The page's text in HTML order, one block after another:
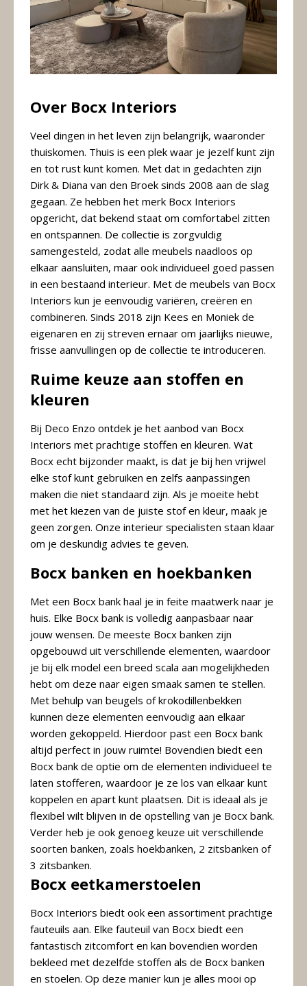
Over Bocx Interiors
Veel dingen in het leven zijn belangrijk, waaronder
thuiskomen. Thuis is een plek waar je jezelf kunt zijn
en tot rust kunt komen. Met dat in gedachten zijn
Dirk & Diana van den Broek sinds 2008 aan de slag
gegaan. Ze hebben het merk Bocx Interiors
opgericht, dat bekend staat om comfortabel zitten
en ontspannen. De collectie is zorgvuldig
samengesteld, zodat alle meubels naadloos op
elkaar aansluiten, maar ook individueel goed passen
in een bestaand interieur. Met de meubels van Bocx
Interiors kun je eenvoudig variëren, creëren en
combineren. Sinds 2018 zijn Kees en Moniek de
eigenaren en zij streven ernaar om jaarlijks nieuwe,
frisse aanvullingen op de collectie te introduceren.
Ruime keuze aan stoffen en
kleuren
Bij Deco Enzo ontdek je het aanbod van Bocx
Interiors met prachtige stoffen en kleuren. Wat
Bocx echt bijzonder maakt, is dat je bij hen vrijwel
elke stof kunt gebruiken en zelfs aanpassingen
maken die niet standaard zijn. Als je moeite hebt
met het kiezen van de juiste stof en kleur, maak je
geen zorgen. Onze interieur specialisten staan klaar
om je deskundig advies te geven.
Bocx banken en hoekbanken
Met een Bocx bank haal je in feite maatwerk naar je
huis. Elke Bocx bank is volledig aanpasbaar naar
jouw wensen. De meeste Bocx banken zijn
opgebouwd uit verschillende elementen, waardoor
je bij elk model een breed scala aan mogelijkheden
hebt om deze naar eigen smaak samen te stellen.
Met behulp van beugels of krokodillenbekken
kunnen deze elementen eenvoudig aan elkaar
worden gekoppeld. Hierdoor past een Bocx bank
altijd perfect in jouw ruimte! Bovendien biedt een
Bocx bank de optie om de elementen individueel te
laten stofferen, waardoor je ze los van elkaar kunt
koppelen en apart kunt plaatsen. Dit is ideaal als je
flexibel wilt blijven in de opstelling van je Bocx bank.
Verder heb je ook genoeg keuze uit verschillende
soorten banken, zoals hoekbanken, 2 zitsbanken of
3 zitsbanken.
Bocx eetkamerstoelen
Bocx Interiors biedt ook een assortiment prachtige
fauteuils aan. Elke fauteuil van Bocx biedt een
fantastisch zitcomfort en kan bovendien worden
bekleed met dezelfde stoffen als de Bocx banken
en stoelen. Op deze manier kun je alles mooi op